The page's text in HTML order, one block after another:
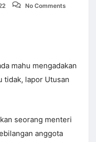
No Comments
mahu mengadakan
tidak, lapor Utusan
seorang menteri
anggota